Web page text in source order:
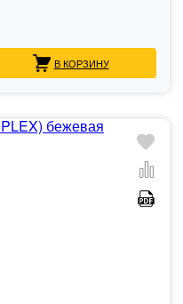
В КОРЗИНУ